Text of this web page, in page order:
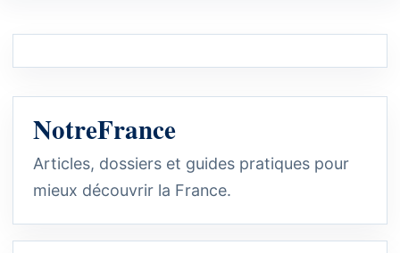
NotreFrance
Articles, dossiers et guides pratiques pour
mieux découvrir la France.